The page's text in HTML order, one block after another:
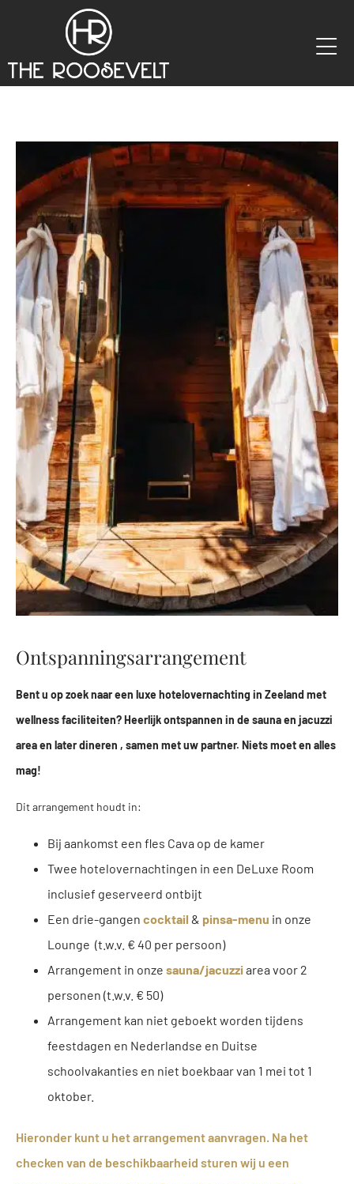
Ontspanningsarrangement
Bent u op zoek naar een luxe hotelovernachting in Zeeland met
wellness faciliteiten? Heerlijk ontspannen in de sauna en jacuzzi
area en later dineren , samen met uw partner. Niets moet en alles
mag!
Dit arrangement houdt in:
Bij aankomst een fles Cava op de kamer
Twee hotelovernachtingen in een DeLuxe Room
inclusief geserveerd ontbijt
Een drie-gangen cocktail & pinsa-menu in onze
Lounge (t.w.v. € 40 per persoon)
Arrangement in onze sauna/jacuzziarea voor 2
personen (t.w.v. € 50)
Arrangement kan niet geboekt worden tijdens
feestdagen en Nederlandse en Duitse
schoolvakanties en niet boekbaar van 1 mei tot 1
oktober.
Hieronder kunt u het arrangement aanvragen. Na het
checken van de beschikbaarheid sturen wij u een